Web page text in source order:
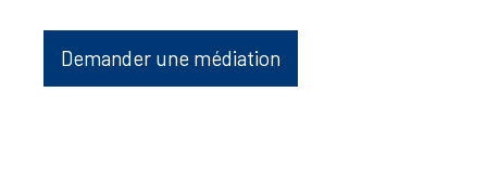
Demander une médiation